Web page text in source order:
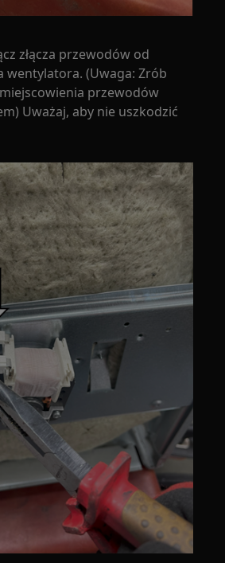
złącza przewodów od
wentylatora. (Uwaga: Zrób
przewodów
Uważaj, aby nie uszkodzić